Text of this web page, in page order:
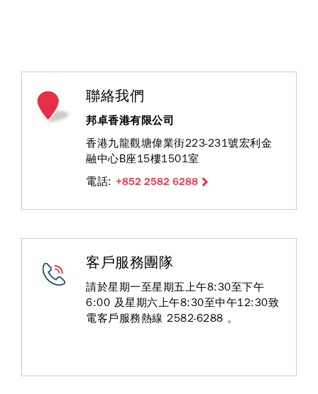
聯絡我們
邦卓香港有限公司
香港九龍觀塘偉業街223-231號宏利金
融中心B座15樓1501室
電話: +852 2582 6288
客戶服務團隊
請於星期一至星期五上午8:30至下午
6:00 及星期六上午8:30至中午12:30致
電客戶服務熱線 2582-6288 。